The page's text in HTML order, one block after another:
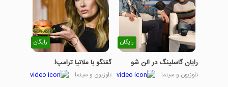
رایگان
رایان گاسلینگ در الن شو
تلوزیون و سینما
رایگان
گفتگو با ملانیا ترامپ!
تلوزیون و سینما